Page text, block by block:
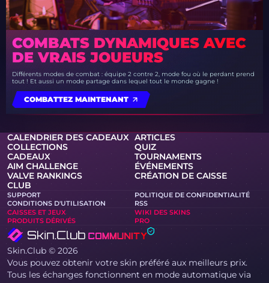
COMBATS DYNAMIQUES AVEC
DE VRAIS JOUEURS
Différents modes de combat : équipe 2 contre 2, mode fou où le perdant prend
tout ! Et aussi un mode partage dans lequel tout le monde gagne !
COMBATTEZ MAINTENANT
CALENDRIER DES CADEAUX
ARTICLES
COLLECTIONS
QUIZ
CADEAUX
TOURNAMENTS
AIM CHALLENGE
ÉVÉNEMENTS
VALVE RANKINGS
CRÉATION DE CAISSE
CLUB
SUPPORT
POLITIQUE DE CONFIDENTIALITÉ
CONDITIONS D'UTILISATION
RSS
CAISSES ET JEUX
WIKI DES SKINS
PRODUITS DÉRIVÉS
PRO
Skin.Club © 2026
Vous pouvez obtenir votre skin préféré aux meilleurs prix.
Tous les échanges fonctionnent en mode automatique via